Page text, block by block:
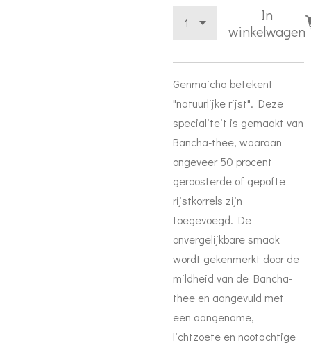
In
winkelwagen
Genmaicha betekent
"natuurlijke rijst". Deze
specialiteit is gemaakt van
Bancha-thee, waaraan
ongeveer 50 procent
geroosterde of gepofte
rijstkorrels zijn
toegevoegd. De
onvergelijkbare smaak
wordt gekenmerkt door de
mildheid van de Bancha-
thee en aangevuld met
een aangename,
lichtzoete en nootachtige